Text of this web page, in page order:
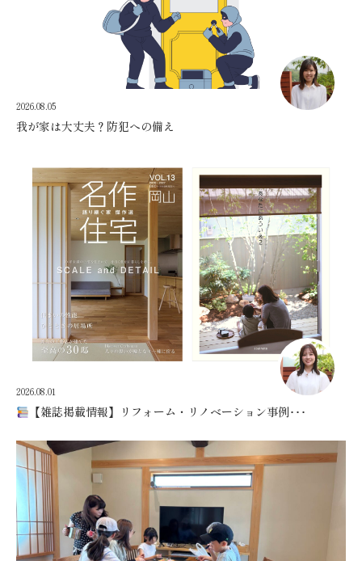
2026.08.05
我が家は大丈夫？防犯への備え
2026.08.01
【雑誌掲載情報】リフォーム・リノベーション事例･･･